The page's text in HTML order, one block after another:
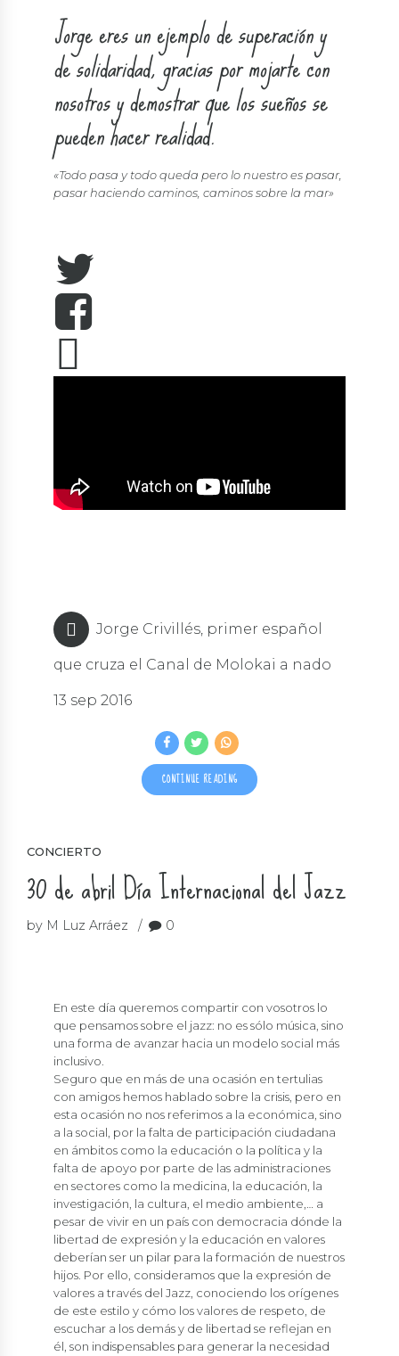
Jorge eres un ejemplo de superación y
de solidaridad, gracias por mojarte con
nosotros y demostrar que los sueños se
pueden hacer realidad.
«Todo pasa y todo queda pero lo nuestro es pasar,
pasar haciendo caminos, caminos sobre la mar»
Jorge Crivillés, primer español
que cruza el Canal de Molokai a nado
13 sep 2016
CONTINUE READING
CONCIERTO
30 de abril Día Internacional del Jazz
by M Luz Arráez 0
En este día queremos compartir con vosotros lo
que pensamos sobre el jazz: no es sólo música, sino
una forma de avanzar hacia un modelo social más
inclusivo.
Seguro que en más de una ocasión en tertulias
con amigos hemos hablado sobre la crisis, pero en
esta ocasión no nos referimos a la económica, sino
a la social, por la falta de participación ciudadana
en ámbitos como la educación o la política y la
falta de apoyo por parte de las administraciones
en sectores como la medicina, la educación, la
investigación, la cultura, el medio ambiente,… a
pesar de vivir en un país con democracia dónde la
libertad de expresión y la educación en valores
deberían ser un pilar para la formación de nuestros
hijos. Por ello, consideramos que la expresión de
valores a través del Jazz, conociendo los orígenes
de este estilo y cómo los valores de respeto, de
escuchar a los demás y de libertad se reflejan en
él, son indispensables para generar la necesidad